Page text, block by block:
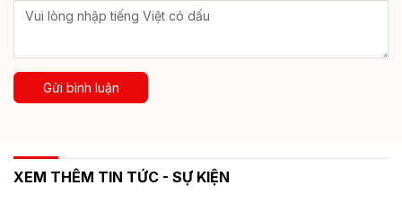
Gửi bình luận
XEM THÊM TIN TỨC - SỰ KIỆN